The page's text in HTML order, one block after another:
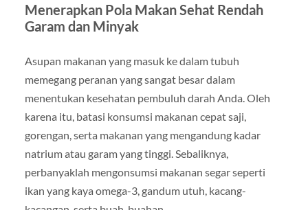
Menerapkan Pola Makan Sehat Rendah
Garam dan Minyak
Asupan makanan yang masuk ke dalam tubuh
memegang peranan yang sangat besar dalam
menentukan kesehatan pembuluh darah Anda. Oleh
karena itu, batasi konsumsi makanan cepat saji,
gorengan, serta makanan yang mengandung kadar
natrium atau garam yang tinggi. Sebaliknya,
perbanyaklah mengonsumsi makanan segar seperti
ikan yang kaya omega-3, gandum utuh, kacang-